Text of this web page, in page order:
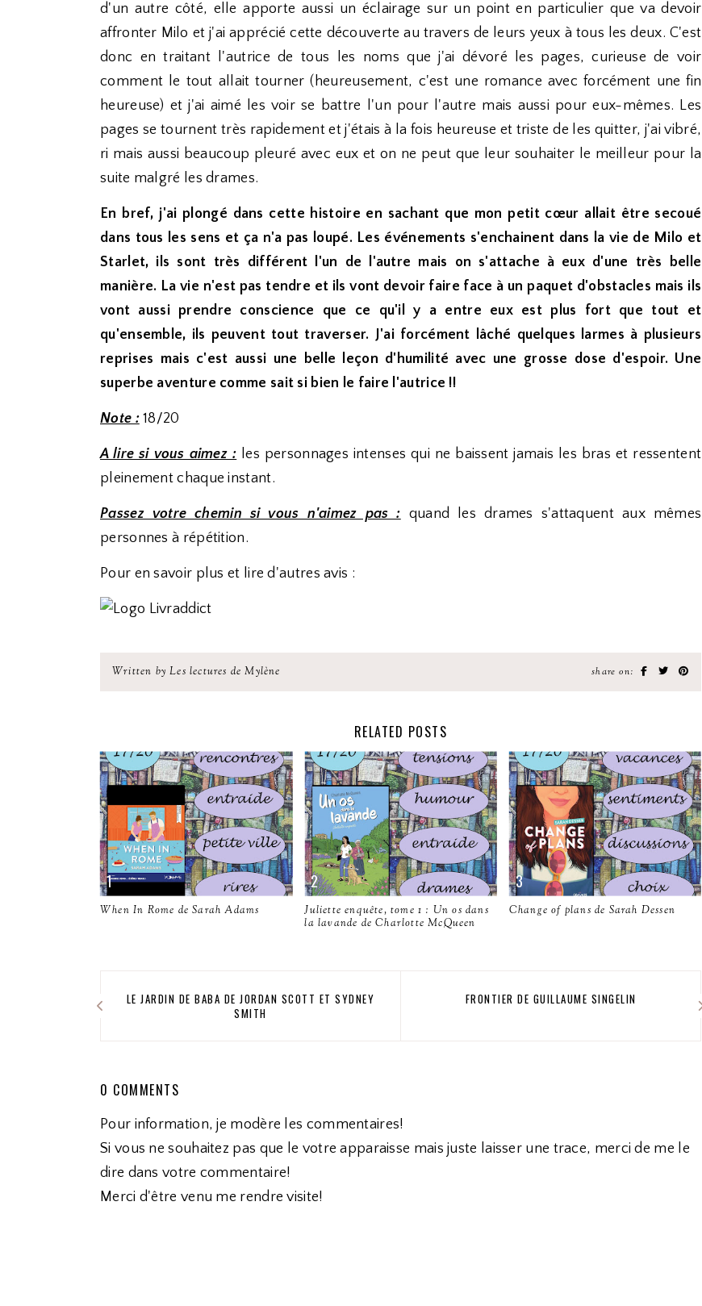
d'un autre côté, elle apporte aussi un éclairage sur un point en particulier que va devoir
affronter Milo et j'ai apprécié cette découverte au travers de leurs yeux à tous les deux. C'est
donc en traitant l'autrice de tous les noms que j'ai dévoré les pages, curieuse de voir
comment le tout allait tourner (heureusement, c'est une romance avec forcément une fin
heureuse) et j'ai aimé les voir se battre l'un pour l'autre mais aussi pour eux-mêmes. Les
pages se tournent très rapidement et j'étais à la fois heureuse et triste de les quitter, j'ai vibré,
ri mais aussi beaucoup pleuré avec eux et on ne peut que leur souhaiter le meilleur pour la
suite malgré les drames.
En bref, j'ai plongé dans cette histoire en sachant que mon petit cœur allait être secoué
dans tous les sens et ça n'a pas loupé. Les événements s'enchainent dans la vie de Milo et
Starlet, ils sont très différent l'un de l'autre mais on s'attache à eux d'une très belle
manière. La vie n'est pas tendre et ils vont devoir faire face à un paquet d'obstacles mais ils
vont aussi prendre conscience que ce qu'il y a entre eux est plus fort que tout et
qu'ensemble, ils peuvent tout traverser. J'ai forcément lâché quelques larmes à plusieurs
reprises mais c'est aussi une belle leçon d'humilité avec une grosse dose d'espoir. Une
superbe aventure comme sait si bien le faire l'autrice !!
Note :18/20
A lire si vous aimez : les personnages intenses qui ne baissent jamais les bras et ressentent
pleinement chaque instant.
Passez votre chemin si vous n'aimez pas : quand les drames s'attaquent aux mêmes
personnes à répétition.
Pour en savoir plus et lire d'autres avis :
Written by Les lectures de Mylène share on:
RELATED POSTS
When In Rome de Sarah Adams
Juliette enquête, tome 1 : Un os dans
la lavande de Charlotte McQueen
Change of plans de Sarah Dessen
LE JARDIN DE BABA DE JORDAN SCOTT ET SYDNEY
SMITH
FRONTIER DE GUILLAUME SINGELIN
0 COMMENTS
Pour information, je modère les commentaires!
Si vous ne souhaitez pas que le votre apparaisse mais juste laisser une trace, merci de me le
dire dans votre commentaire!
Merci d'être venu me rendre visite!